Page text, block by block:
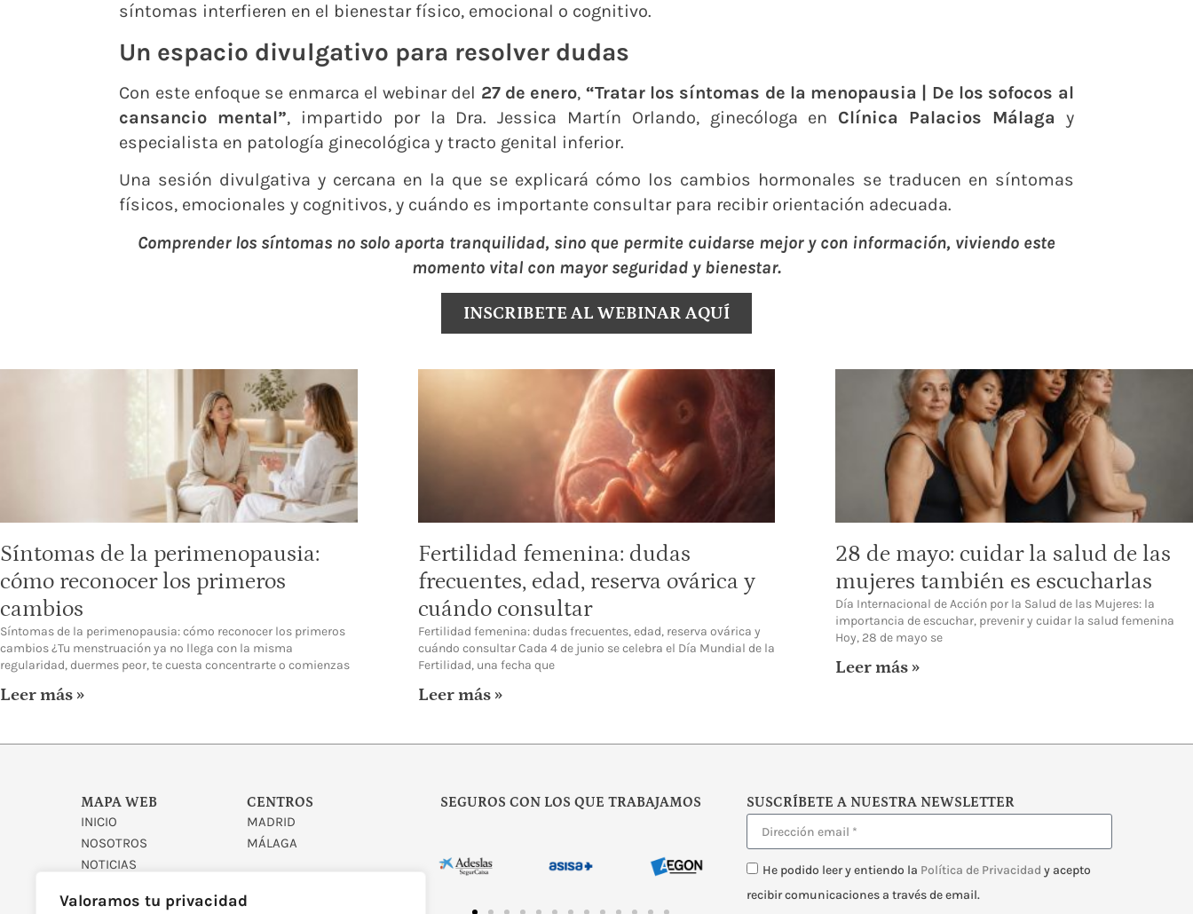
Valoramos tu privacidad
síntomas interfieren en el bienestar físico, emocional o cognitivo.
Un espacio divulgativo para resolver dudas
Con este enfoque se enmarca el webinar del 27 de enero, “Tratar los síntomas de la menopausia | De los sofocos al
cansancio mental”, impartido por la Dra. Jessica Martín Orlando, ginecóloga en Clínica Palacios Málaga y
especialista en patología ginecológica y tracto genital inferior.
Una sesión divulgativa y cercana en la que se explicará cómo los cambios hormonales se traducen en síntomas
físicos, emocionales y cognitivos, y cuándo es importante consultar para recibir orientación adecuada.
Comprender los síntomas no solo aporta tranquilidad, sino que permite cuidarse mejor y con información, viviendo este
momento vital con mayor seguridad y bienestar.
INSCRIBETE AL WEBINAR AQUÍ
Síntomas de la perimenopausia:
cómo reconocer los primeros
cambios
Síntomas de la perimenopausia: cómo reconocer los primeros
cambios ¿Tu menstruación ya no llega con la misma
regularidad, duermes peor, te cuesta concentrarte o comienzas
Leer más »
Fertilidad femenina: dudas
frecuentes, edad, reserva ovárica y
cuándo consultar
Fertilidad femenina: dudas frecuentes, edad, reserva ovárica y
cuándo consultar Cada 4 de junio se celebra el Día Mundial de la
Fertilidad, una fecha que
Leer más »
28 de mayo: cuidar la salud de las
mujeres también es escucharlas
Día Internacional de Acción por la Salud de las Mujeres: la
importancia de escuchar, prevenir y cuidar la salud femenina
Hoy, 28 de mayo se
Leer más »
MAPA WEB
INICIO
NOSOTROS
NOTICIAS
CENTROS
MADRID
MÁLAGA
SEGUROS CON LOS QUE TRABAJAMOS SUSCRÍBETE A NUESTRA NEWSLETTER
He podido leer y entiendo la Política de Privacidad y acepto
recibir comunicaciones a través de email.